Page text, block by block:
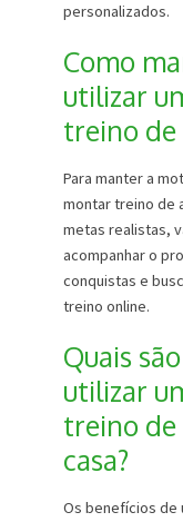
personalizados.
Como
utilizar
treino de
Para manter a
montar treino de
metas realistas,
acompanhar o
conquistas e
treino online.
Quais
utilizar
treino de
casa?
Os benefícios de